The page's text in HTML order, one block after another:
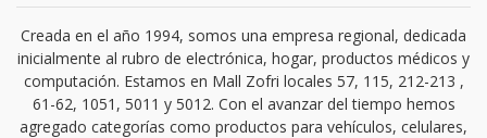
Creada en el año 1994, somos una empresa regional, dedicada
inicialmente al rubro de electrónica, hogar, productos médicos y
computación. Estamos en Mall Zofri locales 57, 115, 212-213 ,
61-62, 1051, 5011 y 5012. Con el avanzar del tiempo hemos
agregado categorías como productos para vehículos, celulares,